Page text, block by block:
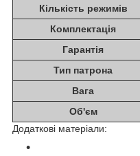
Кількість режимів
Комплектація
Гарантія
Тип патрона
Вага
Об'єм
Додаткові матеріали: